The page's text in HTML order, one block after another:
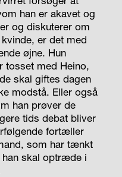
han er akavet og
og diskuterer om
er det med
øjne. Hun
tosset med Heino,
skal giftes dagen
modstå. Eller også
han prøver de
tids debat bliver
fortæller
som har tænkt
skal optræde i